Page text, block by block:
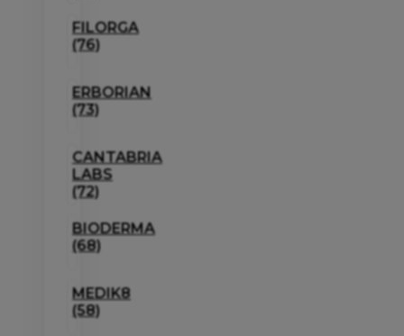
FILORGA
(76)
ERBORIAN
(73)
CANTABRIA
LABS
(72)
BIODERMA
(68)
MEDIK8
(58)